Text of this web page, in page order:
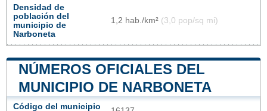
Densidad de
población del
municipio de
Narboneta
1,2 hab./km² (3,0 pop/sq mi)
NÚMEROS OFICIALES DEL
MUNICIPIO DE NARBONETA
Código del municipio